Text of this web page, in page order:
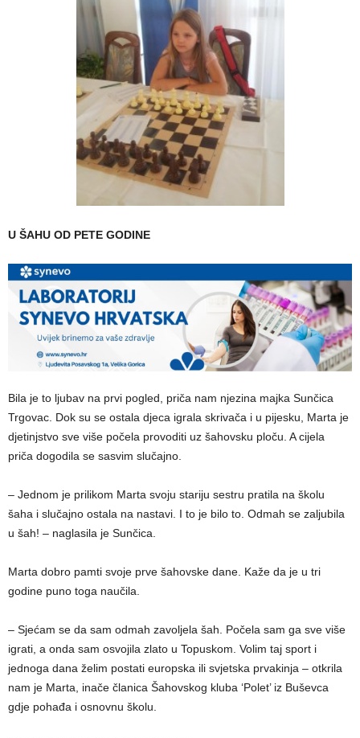
U ŠAHU OD PETE GODINE
Bila je to ljubav na prvi pogled, priča nam njezina majka Sunčica
Trgovac. Dok su se ostala djeca igrala skrivača i u pijesku, Marta je
djetinjstvo sve više počela provoditi uz šahovsku ploču. A cijela
priča dogodila se sasvim slučajno.
– Jednom je prilikom Marta svoju stariju sestru pratila na školu
šaha i slučajno ostala na nastavi. I to je bilo to. Odmah se zaljubila
u šah! – naglasila je Sunčica.
Marta dobro pamti svoje prve šahovske dane. Kaže da je u tri
godine puno toga naučila.
– Sjećam se da sam odmah zavoljela šah. Počela sam ga sve više
igrati, a onda sam osvojila zlato u Topuskom. Volim taj sport i
jednoga dana želim postati europska ili svjetska prvakinja – otkrila
nam je Marta, inače članica Šahovskog kluba ‘Polet’ iz Buševca
gdje pohađa i osnovnu školu.